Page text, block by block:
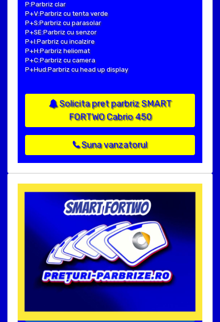
P:Parbriz clar
P+V:Parbriz cu tenta verde
P+S:Parbriz cu parasolar
P+SE:Parbriz cu senzor
P+I:Parbriz cu incalzire
P+H:Parbriz heliomat
P+C:Parbriz cu camera
P+Hud:Parbriz cu head up display
Solicita pret parbriz SMART
FORTWO Cabrio 450
Suna vanzatorul